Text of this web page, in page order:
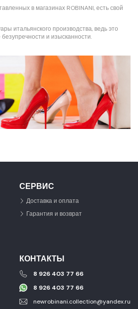
в магазинах ROBINANI, есть свой
итальянского производства, ведь это
и изысканности.
СЕРВИС
Доставка и оплата
Гарантия и возврат
КОНТАКТЫ
8 926 403 77 66
8 926 403 77 66
newrobinani.collection@yandex.ru